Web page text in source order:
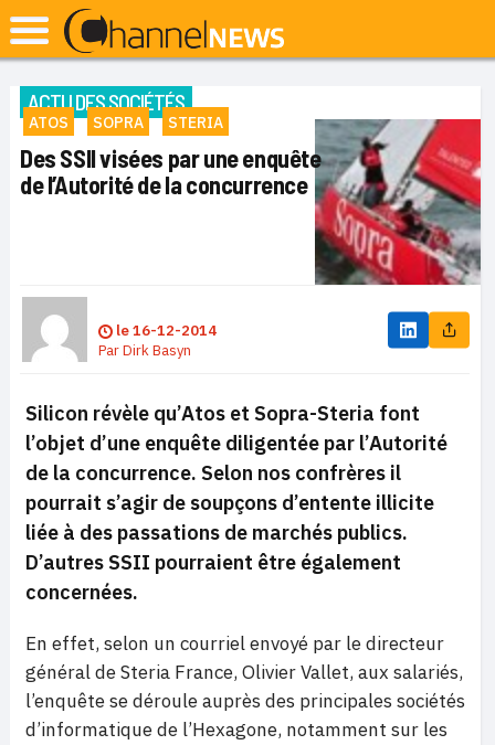
ACTU DES SOCIÉTÉS
ATOS SOPRA STERIA
Des SSII visées par une enquête
de l’Autorité de la concurrence
le16-12-2014
ParDirk Basyn
Silicon révèle qu’Atos et Sopra-Steria font
l’objet d’une enquête diligentée par l’Autorité
de la concurrence. Selon nos confrères il
pourrait s’agir de soupçons d’entente illicite
liée à des passations de marchés publics.
D’autres SSII pourraient être également
concernées.
En effet, selon un courriel envoyé par le directeur
général de Steria France, Olivier Vallet, aux salariés,
l’enquête se déroule auprès des principales sociétés
d’informatique de l’Hexagone, notamment sur les